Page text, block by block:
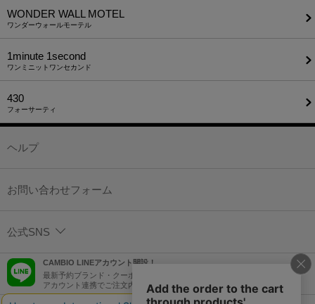
WONDER WALL MOTEL
ワンダーウォールモーテル
1minute​ 1second
ワンミニットワンセカンド
430
フォーサーティ
ヘルプ
お問い合わせフォーム
公式SNS
CAMBIO LINEアカウント開設！
最新予約ブランド・クーポン情報などを配信！
アカウント連携でご注文内容をLINEでも確認可能！